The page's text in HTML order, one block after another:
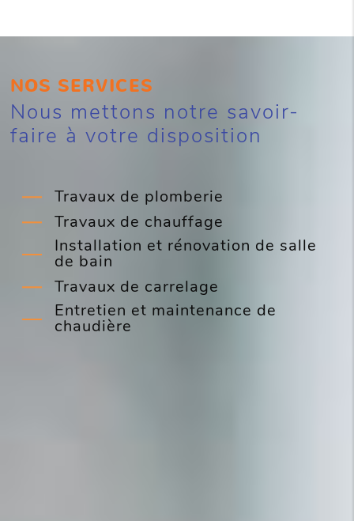
NOS SERVICES
Nous mettons notre savoir-
faire à votre disposition
Travaux de plomberie
Travaux de chauffage
Installation et rénovation de salle
de bain
Travaux de carrelage
Entretien et maintenance de
chaudière